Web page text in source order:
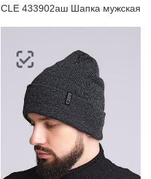
CLE 433902аш Шапка мужская